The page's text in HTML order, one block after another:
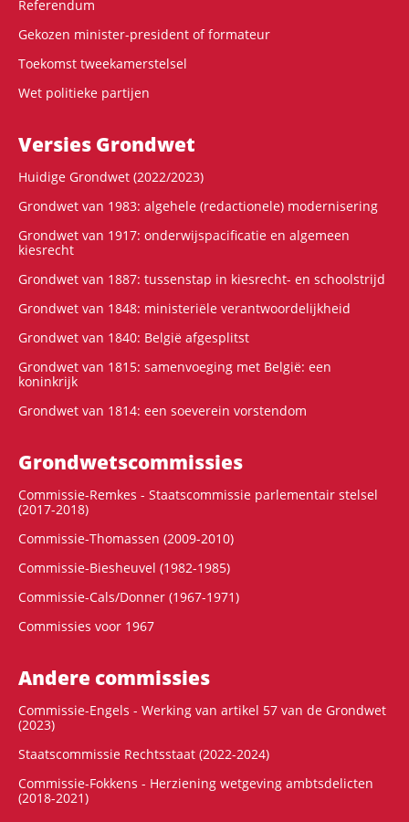
Referendum
Gekozen minister-president of formateur
Toekomst tweekamerstelsel
Wet politieke partijen
Versies Grondwet
Huidige Grondwet (2022/2023)
Grondwet van 1983: algehele (redactionele) modernisering
Grondwet van 1917: onderwijspacificatie en algemeen
kiesrecht
Grondwet van 1887: tussenstap in kiesrecht- en schoolstrijd
Grondwet van 1848: ministeriële verantwoordelijkheid
Grondwet van 1840: België afgesplitst
Grondwet van 1815: samenvoeging met België: een
koninkrijk
Grondwet van 1814: een soeverein vorstendom
Grondwets­commissies
Commissie-Remkes - Staatscommissie parlementair stelsel
(2017-2018)
Commissie-Thomassen (2009-2010)
Commissie-Biesheuvel (1982-1985)
Commissie-Cals/Donner (1967-1971)
Commissies voor 1967
Andere commissies
Commissie-Engels - Werking van artikel 57 van de Grondwet
(2023)
Staatscommissie Rechtsstaat (2022-2024)
Commissie-Fokkens - Herziening wetgeving ambtsdelicten
(2018-2021)